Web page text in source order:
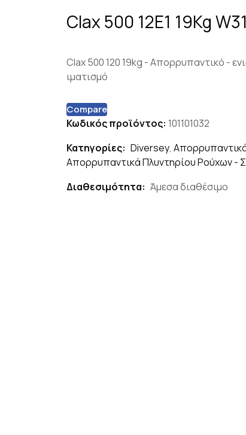
Clax 500 12E1 19Kg
Clax 500 120 19kg - Απορρυπαντικό -
ιματισμό
Compare
Κωδικός προϊόντος: 101101032
Κατηγορίες: Diversey,
Απορρυπαντικά Πλυντηρίου Ρούχων -
Διαθεσιμότητα: Άμεσα διαθέσιμο